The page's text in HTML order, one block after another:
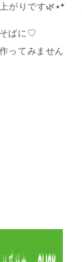
ショコラ額が相まってとても素敵な仕上がりです🌿‎٭‎*
ばに♡
ってみません